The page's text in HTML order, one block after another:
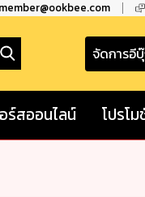
จัดการอี
ร์สออนไลน์ โปรโ